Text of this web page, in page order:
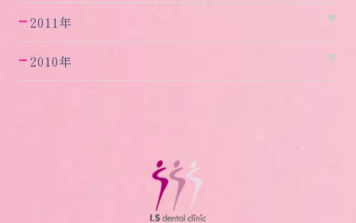
2011年
2010年